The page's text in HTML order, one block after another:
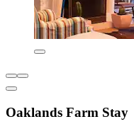
Oaklands Farm Stay